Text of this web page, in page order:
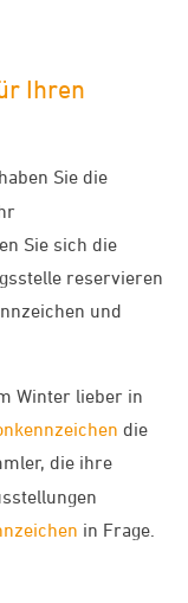
Ihren
Sie die
Sie sich die
reservieren
und
Winter lieber in
die
die ihre
in Frage.